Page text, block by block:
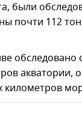
были
почти 112
обследовано
акватории,
километров